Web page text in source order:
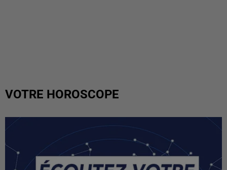
VOTRE HOROSCOPE